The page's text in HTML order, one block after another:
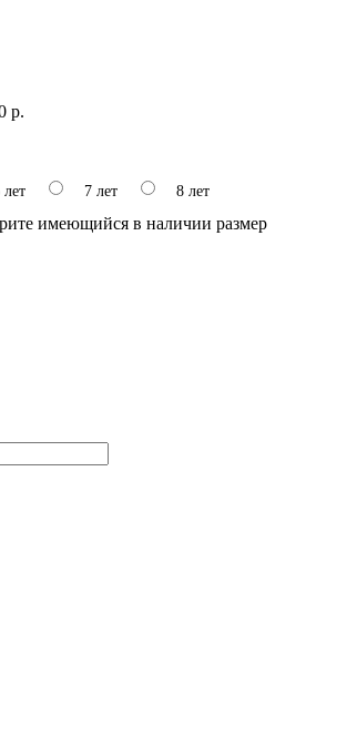
р.
лет 7 лет 8 лет
имеющийся в наличии размер